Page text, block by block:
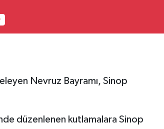
Nevruz Bayramı, Sinop
düzenlenen kutlamalara Sinop